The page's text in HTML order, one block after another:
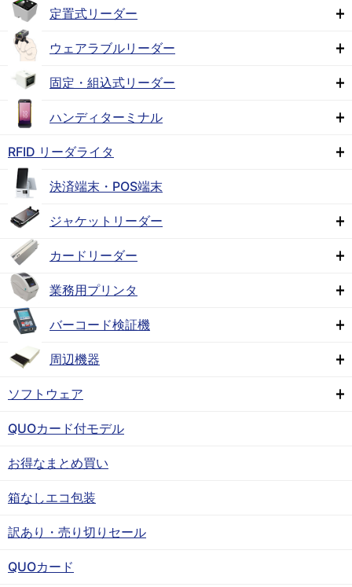
定置式リーダー
ウェアラブルリーダー
固定・組込式リーダー
ハンディターミナル
RFID リーダライタ
決済端末・POS端末
ジャケットリーダー
カードリーダー
業務用プリンタ
バーコード検証機
周辺機器
ソフトウェア
QUOカード付モデル
お得なまとめ買い
箱なしエコ包装
訳あり・売り切りセール
QUOカード